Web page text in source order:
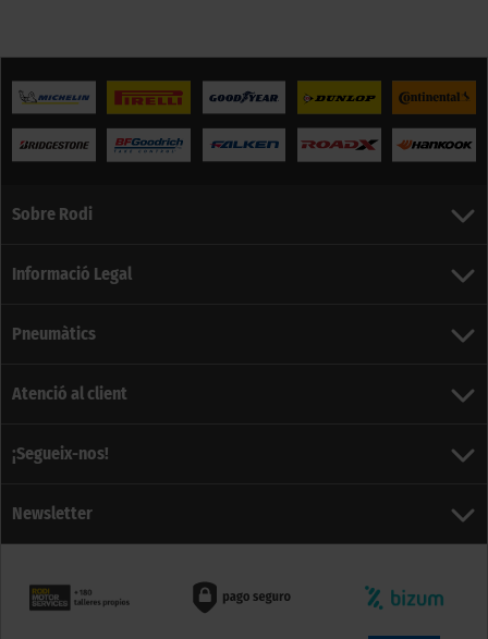
Sobre Rodi
Informació Legal
Pneumàtics
Atenció al client
¡Segueix-nos!
Newsletter